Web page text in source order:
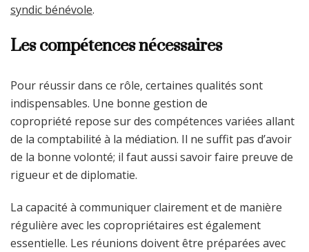
syndic bénévole.
Les compétences nécessaires
Pour réussir dans ce rôle, certaines qualités sont
indispensables. Une bonne gestion de
copropriété repose sur des compétences variées allant
de la comptabilité à la médiation. Il ne suffit pas d’avoir
de la bonne volonté; il faut aussi savoir faire preuve de
rigueur et de diplomatie.
La capacité à communiquer clairement et de manière
régulière avec les copropriétaires est également
essentielle. Les réunions doivent être préparées avec